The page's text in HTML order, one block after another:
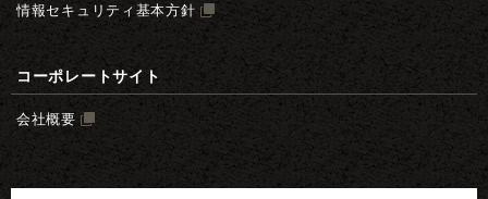
情報セキュリティ基本方針
コーポレートサイト
会社概要